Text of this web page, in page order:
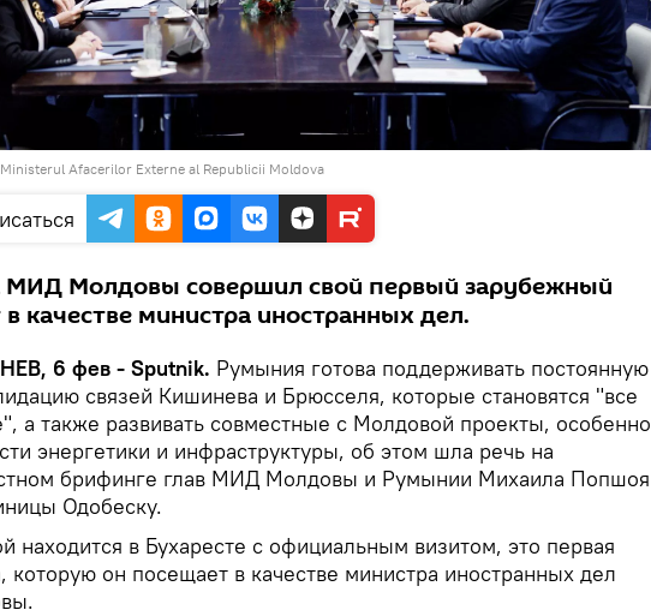
Ministerul Afacerilor Externe al Republicii Moldova
МИД Молдовы совершил свой первый зарубежный
в качестве министра иностранных дел.
6 фев - Sputnik. Румыния готова поддерживать постоянную
связей Кишинева и Брюсселя, которые становятся "все
а также развивать совместные с Молдовой проекты, особенно
энергетики и инфраструктуры, об этом шла речь на
брифинге глав МИД Молдовы и Румынии Михаила Попшоя
Одобеску.
находится в Бухаресте с официальным визитом, это первая
которую он посещает в качестве министра иностранных дел